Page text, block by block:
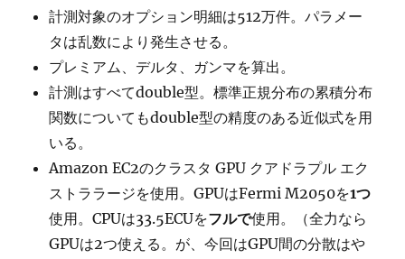
計測対象のオプション明細は512万件。パラメー
タは乱数により発生させる。
プレミアム、デルタ、ガンマを算出。
計測はすべてdouble型。標準正規分布の累積分布
関数についてもdouble型の精度のある近似式を用
いる。
Amazon EC2のクラスタ GPU クアドラプル エク
ストララージを使用。GPUはFermi M2050を1つ
使用。CPUは33.5ECUをフルで使用。（全力なら
GPUは2つ使える。が、今回はGPU間の分散はや